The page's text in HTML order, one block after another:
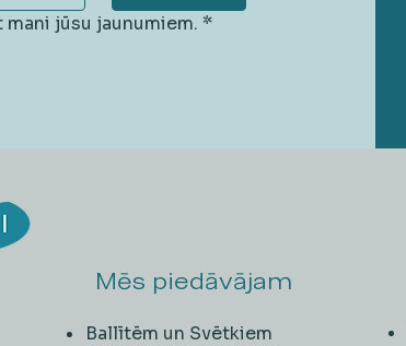
jūsu jaunumiem. *
Mēs piedāvājam
Ballītēm un Svētkiem